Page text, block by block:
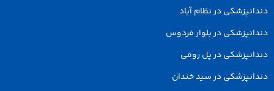
در نظام آباد
در بلوار فردوس
در پل رومی
در سید خندان